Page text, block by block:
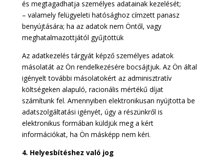
és megtagadhatja személyes adatainak kezelését;
– valamely felügyeleti hatósághoz címzett panasz
benyújtására; ha az adatok nem Öntől, vagy
meghatalmazottjától gyűjtöttük
Az adatkezelés tárgyát képző személyes adatok
másolatát az Ön rendelkezésére bocsájtjuk. Az Ön által
igényelt további másolatokért az adminisztratív
költségeken alapuló, racionális mértékű díjat
számítunk fel. Amennyiben elektronikusan nyújtotta be
adatszolgáltatási igényét, úgy a részünkről is
elektronikus formában küldjük meg a kért
információkat, ha Ön másképp nem kéri.
4. Helyesbítéshez való jog